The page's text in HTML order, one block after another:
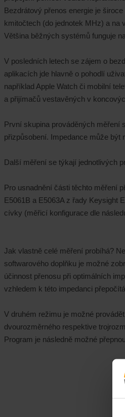
Bezdrátový přenos energie je
kmitočtech (do jednotek MHz) a na
Většina běžných systémů funguje
V posledních letech se zájem o
aplikacích jde hlavně o pohodlí
například Apple Watch či mobilní
a přijímačů vestavěných v
První skupina prováděných měření
přizpůsobení. Impedance může
Další měření se týkají jednotlivých
Pro usnadnění části těchto měření
E5061B a E5063A z řady Keysight
cívky (měřicí konfigurace dle
Jak vlastně celé měření probíhá?
softwarového doplňku je možné
účinnost přenosu při optimálních
vzhledem k této impedanci
V druhém režimu je možné
dvourozměrného respektive
Program je následně možné